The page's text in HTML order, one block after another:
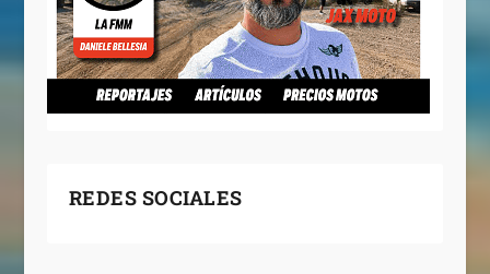
REDES SOCIALES